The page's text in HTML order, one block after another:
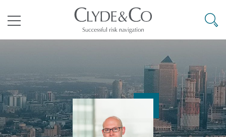
空 Business Jets
Carrier Liability
业与咨询
商业
公司
Commercial Arbitration
Commercial Disputes
Energy & Natural Resources
Marine
Bermuda Form
Casualty
Construction Disputes
环境保护法
Anti-Bribery & Corruption
Compliance
候变化
Code
罗
普敦
谷
京
拉加斯
西哥城
布扎比
罗
特兰大
士顿
伯丁
尔法斯特
目录
其礼律所事务所
搜寻